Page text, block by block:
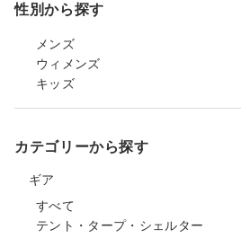
性別から探す
メンズ
ウィメンズ
キッズ
カテゴリーから探す
ギア
すべて
テント・タープ・シェルター